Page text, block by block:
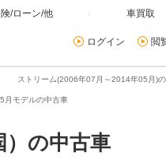
/ローン/他 車買取
ログイン 閲
ストリーム(2006年07月～2014年05月)
モデルの中古車
）の中古車